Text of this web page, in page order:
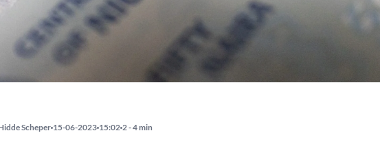
Scheper 15-06-2023 15:02 2 - 4 min